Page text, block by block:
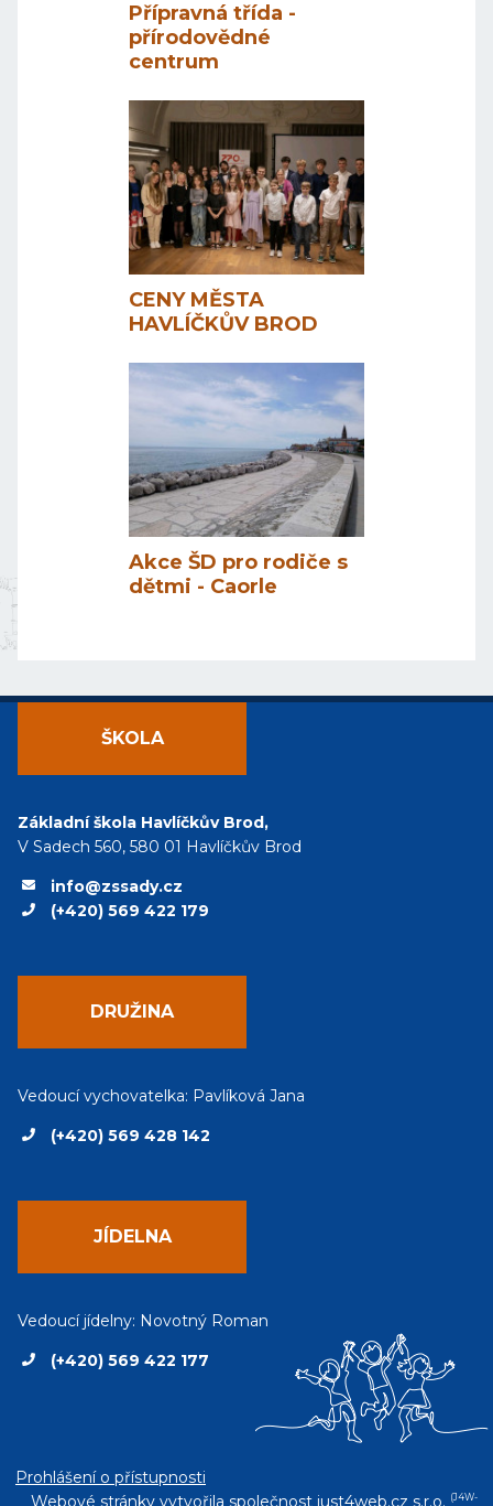
Přípravná třída -
přírodovědné
centrum
CENY MĚSTA
HAVLÍČKŮV BROD
Akce ŠD pro rodiče s
dětmi - Caorle
ŠKOLA
Základní škola Havlíčkův Brod,
V Sadech 560, 580 01 Havlíčkův Brod
info@zssady.cz
(+420) 569 422 179
DRUŽINA
Vedoucí vychovatelka: Pavlíková Jana
(+420) 569 428 142
JÍDELNA
Vedoucí jídelny: Novotný Roman
(+420) 569 422 177
Prohlášení o přístupnosti
(J4W-